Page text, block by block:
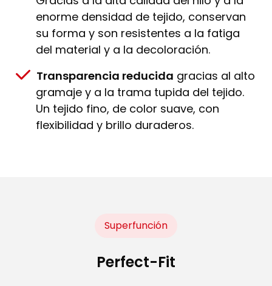
enorme densidad de tejido, conservan
su forma y son resistentes a la fatiga
del material y a la decoloración.
Transparencia reducida gracias al alto
gramaje y a la trama tupida del tejido.
Un tejido fino, de color suave, con
flexibilidad y brillo duraderos.
Superfunción
Perfect-Fit